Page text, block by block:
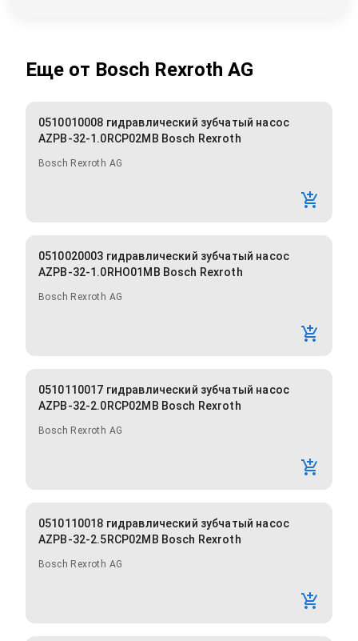
Еще от Bosch Rexroth AG
0510010008 гидравлический зубчатый насос
AZPB-32-1.0RCP02MB Bosch Rexroth
Bosch Rexroth AG
0510020003 гидравлический зубчатый насос
AZPB-32-1.0RHO01MB Bosch Rexroth
Bosch Rexroth AG
0510110017 гидравлический зубчатый насос
AZPB-32-2.0RCP02MB Bosch Rexroth
Bosch Rexroth AG
0510110018 гидравлический зубчатый насос
AZPB-32-2.5RCP02MB Bosch Rexroth
Bosch Rexroth AG